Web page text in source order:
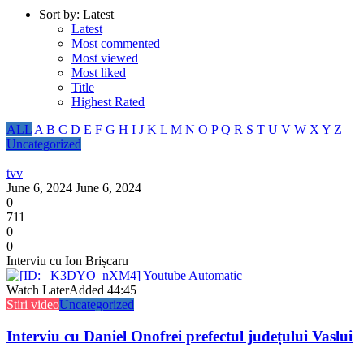
Sort by: Latest
Latest
Most commented
Most viewed
Most liked
Title
Highest Rated
ALL A B C D E F G H I J K L M N O P Q R S T U V W X Y Z
Uncategorized
tvv
June 6, 2024 June 6, 2024
0
711
0
0
Interviu cu Ion Brișcaru
Watch LaterAdded 44:45
Stiri videoUncategorized
Interviu cu Daniel Onofrei prefectul județului Vaslui